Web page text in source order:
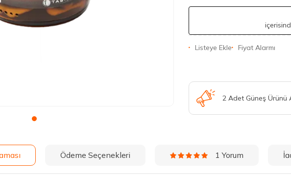
Listeye Ekle Fiyat Alarmı
2 Adet Güneş Ürünü
Ödeme Seçenekleri 1 Yorum